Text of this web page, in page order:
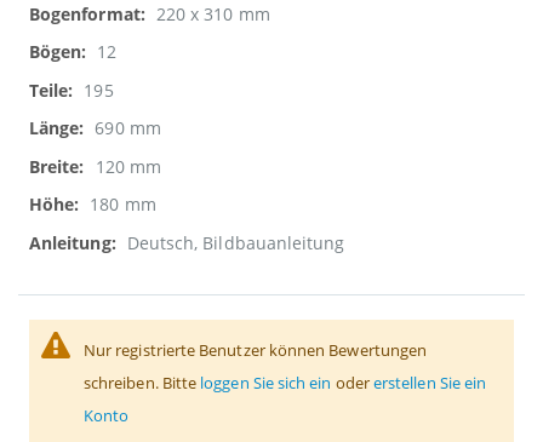
220 x 310 mm
12
195
690 mm
120 mm
180 mm
Deutsch, Bildbauanleitung
Nur registrierte Benutzer können Bewertungen
schreiben. Bitte loggen Sie sich ein odererstellen Sie ein
Konto